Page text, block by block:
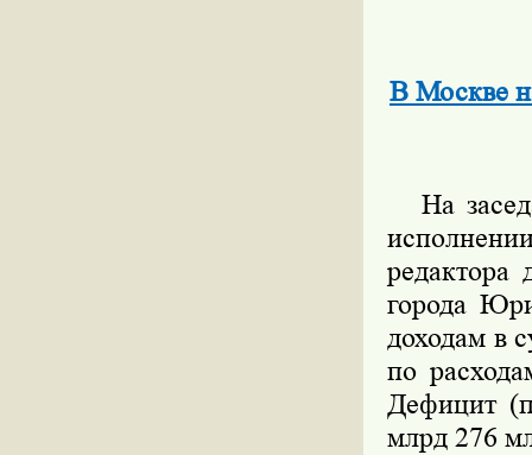
В Москве
На
редактора
города
доходам в
по
Дефицит
млрд 276